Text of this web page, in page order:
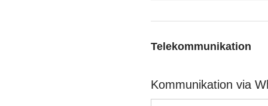
Telekommunikation
Kommunikation via